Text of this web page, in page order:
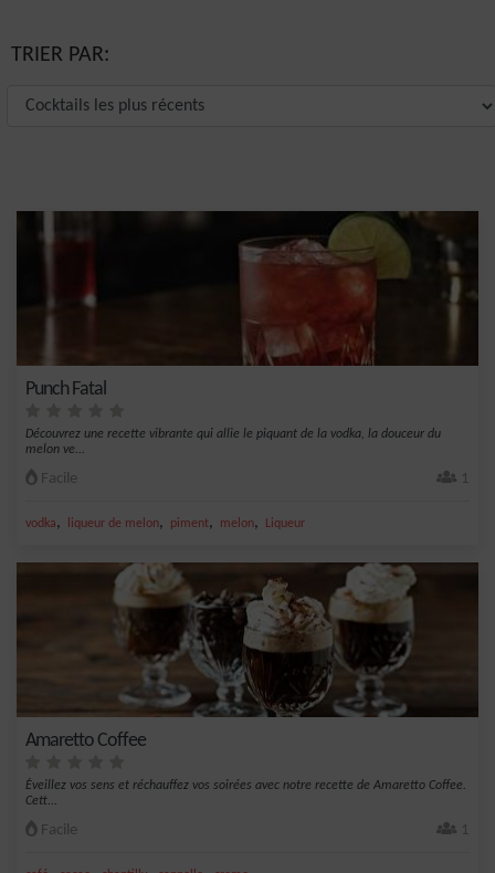
TRIER PAR:
Punch Fatal
Découvrez une recette vibrante qui allie le piquant de la vodka, la douceur du
melon ve...
Facile 1
vodka, liqueur de melon, piment, melon, Liqueur
Amaretto Coffee
Éveillez vos sens et réchauffez vos soirées avec notre recette de Amaretto Coffee.
Cett...
Facile 1